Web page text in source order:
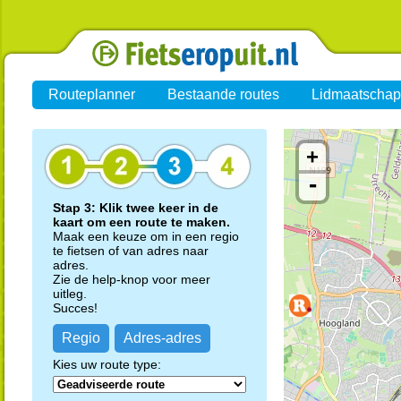
Routeplanner Bestaande routes Lidmaatschap
Stap 3: Klik twee keer in de
kaart om een route te maken.
Maak een keuze om in een regio
te fietsen of van adres naar
adres.
Zie de help-knop voor meer
uitleg.
Succes!
Regio Adres-adres
Kies uw route type:
+
-